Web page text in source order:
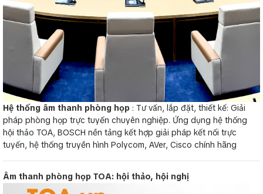
Hệ thống âm thanh phòng họp : Tư vấn, lắp đặt, thiết kế: Giải
pháp phòng họp trực tuyến chuyên nghiệp. Ứng dụng hệ thống
hội thảo TOA, BOSCH nền tảng kết hợp giải pháp kết nối trực
tuyến, hệ thống truyền hình Polycom, AVer, Cisco chính hãng
Âm thanh phòng họp TOA: hội thảo, hội nghị